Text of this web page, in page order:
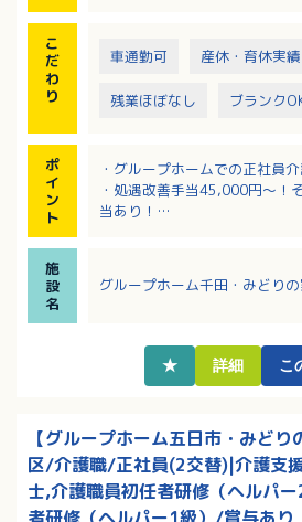
こ
だ
わ
り
車通勤可 産休・育休実
残業ほぼなし ブランク
ポ
イ
ン
ト
・グループホームでの正社員
・処遇改善手当45,000円～！
当あり！
施
設
名
グループホーム千田・みどり
★ 詳細 こ
【グループホーム五日市・みど
区/介護職/正社員(2交替)|介護支
士,介護職員初任者研修（ヘルパ